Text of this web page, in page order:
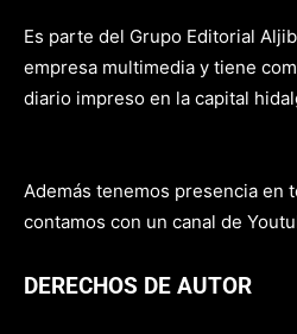
Es parte del Grupo Editorial
empresa multimedia y tiene
diario impreso en la capital
Además tenemos presencia en
contamos con un canal de
DERECHOS DE AUTOR